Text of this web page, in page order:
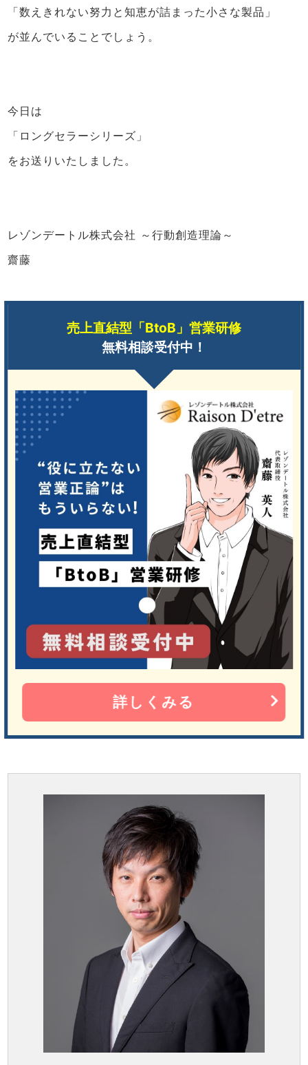
「数えきれない努力と知恵が詰まった小さな製品」
が並んでいることでしょう。
今日は
「ロングセラーシリーズ」
をお送りいたしました。
レゾンデートル株式会社 ～行動創造理論～
齋藤
売上直結型「BtoB」営業研修
無料相談受付中！
詳しくみる